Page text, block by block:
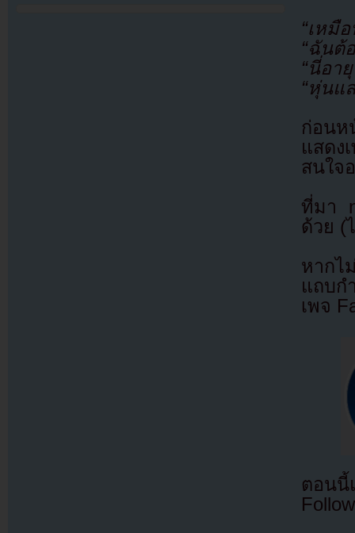
“เหมื
“ฉันต้
“นี่อา
“หุ่นแ
ก่อนห
แสดง
สนใจ
ที่มา
ด้วย (
หากไ
แถบก
เพจ
ตอนนี้